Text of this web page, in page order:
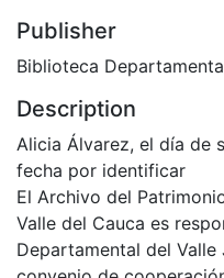
Publisher
Biblioteca
Description
Alicia Álvarez, el día de
fecha por identificar
El Archivo del
Valle del Cauca es
Departamental del